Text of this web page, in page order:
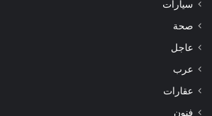
سيارات
صحة
عاجل
عرب
عقارات
فنون